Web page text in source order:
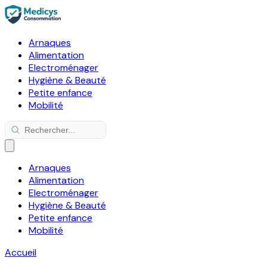
Arnaques
Alimentation
Electroménager
Hygiène & Beauté
Petite enfance
Mobilité
Arnaques
Alimentation
Electroménager
Hygiène & Beauté
Petite enfance
Mobilité
Accueil